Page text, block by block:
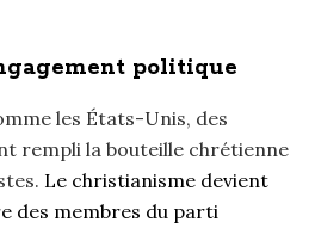
politique
les États-Unis, des
rempli la bouteille chrétienne
Le christianisme devient
des membres du parti